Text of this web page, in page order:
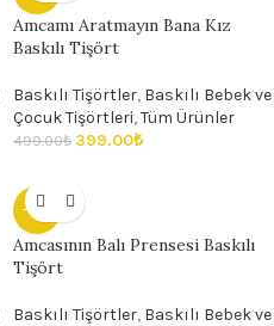
Amcamı Aratmayın Bana Kız
Baskılı Tişört
Baskılı Tişörtler, Baskılı Bebek ve
Çocuk Tişörtleri,Tüm Ürünler
499.00₺ 399.00₺
- 20%
Amcasının Balı Prensesi Baskılı
Tişört
Baskılı Tişörtler, Baskılı Bebek ve